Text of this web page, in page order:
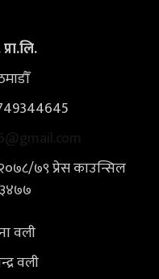
७९ प्रेस काउन्सिल
वली
वली